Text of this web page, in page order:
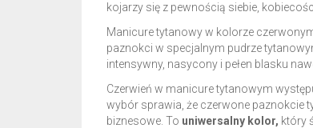
kojarzy się z pewnością siebie,
Manicure tytanowy w kolorze
paznokci w specjalnym pudrze
intensywny, nasycony i pełen blasku
Czerwień w manicure tytanowym
wybór sprawia, że czerwone paznokcie
biznesowe. To uniwersalny kolor, który